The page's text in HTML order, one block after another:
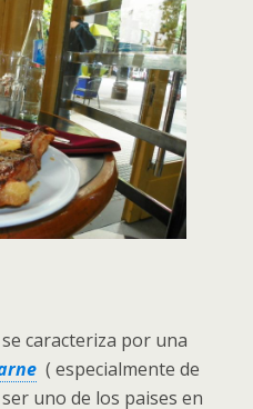
caracteriza por una
( especialmente de
uno de los paises en